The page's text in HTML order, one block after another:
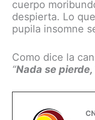
cuerpo
despierta. Lo
pupila insomne
Como dice la
“Nada se